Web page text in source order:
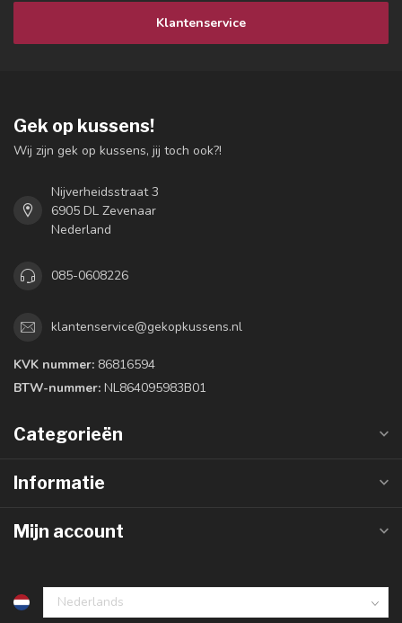
Klantenservice
Gek op kussens!
Wij zijn gek op kussens, jij toch ook?!
Nijverheidsstraat 3
6905 DL Zevenaar
Nederland
085-0608226
klantenservice@gekopkussens.nl
KVK nummer: 86816594
BTW-nummer: NL864095983B01
Categorieën
Informatie
Mijn account